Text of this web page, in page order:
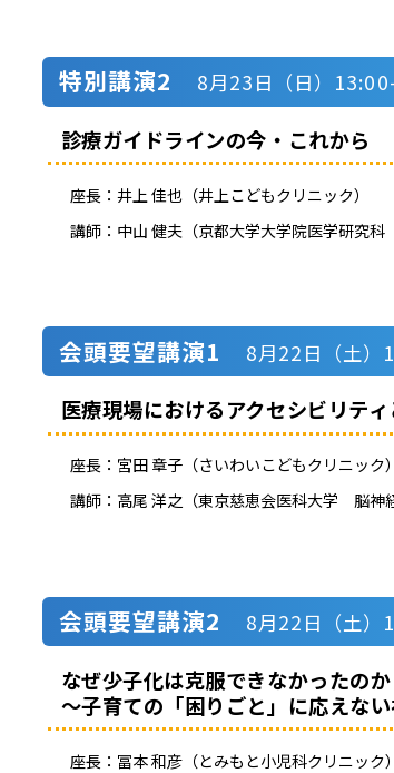
特別講演2 8月23日（日）
診療ガイドラインの今・これから
座長： 井上 佳也（井上こどもクリニック）
講師： 中山 健夫（京都大学大学院医学研究
会頭要望講演1 8月22日（土
医療現場におけるアクセシビリテ
座長： 宮田 章子（さいわいこどもクリニック）
講師： 高尾 洋之（東京慈恵会医科大学 脳神
会頭要望講演2 8月22日（土
なぜ少子化は克服できなかったのか
～子育ての「困りごと」に応えな
座長： 冨本 和彦（とみもと小児科クリニック）